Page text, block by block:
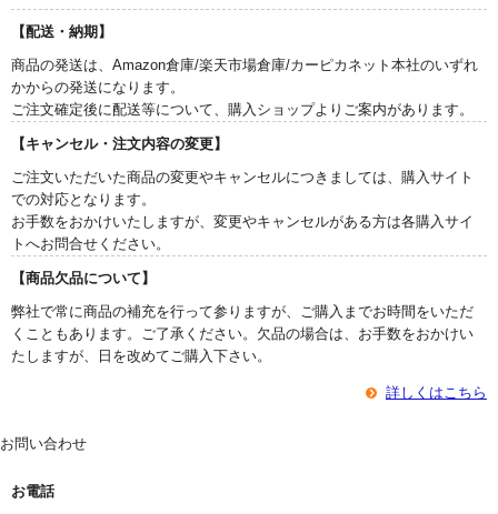
【配送・納期】
商品の発送は、Amazon倉庫/楽天市場倉庫/カーピカネット本社のいずれ
かからの発送になります。
ご注文確定後に配送等について、購入ショップよりご案内があります。
【キャンセル・注文内容の変更】
ご注文いただいた商品の変更やキャンセルにつきましては、購入サイト
での対応となります。
お手数をおかけいたしますが、変更やキャンセルがある方は各購入サイ
トへお問合せください。
【商品欠品について】
弊社で常に商品の補充を行って参りますが、ご購入までお時間をいただ
くこともあります。ご了承ください。欠品の場合は、お手数をおかけい
たしますが、日を改めてご購入下さい。
詳しくはこちら
お問い合わせ
お電話